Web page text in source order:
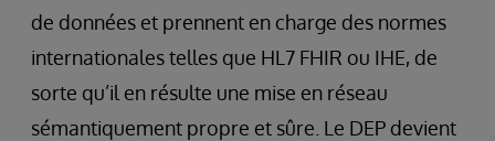
de données et prennent en charge des normes
internationales telles que HL7 FHIR ou IHE, de
sorte qu’il en résulte une mise en réseau
sémantiquement propre et sûre. Le DEP devient